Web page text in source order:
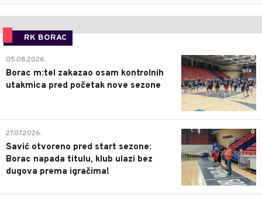
RK BORAC
0
05.08.2026.
Borac m:tel zakazao osam kontrolnih
utakmica pred početak nove sezone
0
27.07.2026.
Savić otvoreno pred start sezone:
Borac napada titulu, klub ulazi bez
dugova prema igračima!